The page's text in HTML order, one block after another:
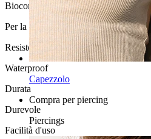
Capezzolo
Compra per piercing
Piercings
Biocompatibilità
Per la maggior parte dei tipi di pelle
Resistenza all'acqua
Waterproof
Durata
Durevole
Facilità d'uso